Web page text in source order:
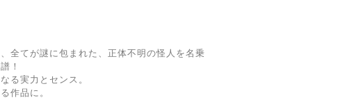
全てが謎に包まれた、正体不明の怪人を名乗
！
る実力とセンス。
作品に。